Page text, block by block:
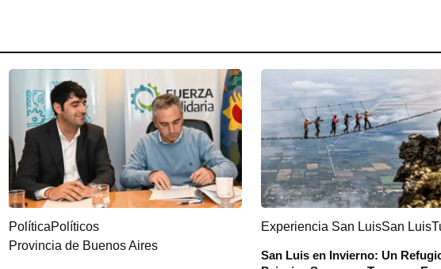
PolíticaPolíticos
Provincia de Buenos Aires
Experiencia San LuisSan Luis
San Luis en Invierno: Un